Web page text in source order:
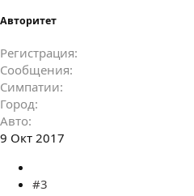
Авторитет
Регистрация
Сообщения
Симпатии
Город
Авто
9 Окт 2017
#3